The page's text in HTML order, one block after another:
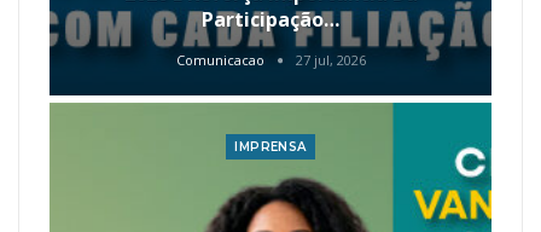
Participação…
Comunicacao 27 jul, 2026
IMPRENSA